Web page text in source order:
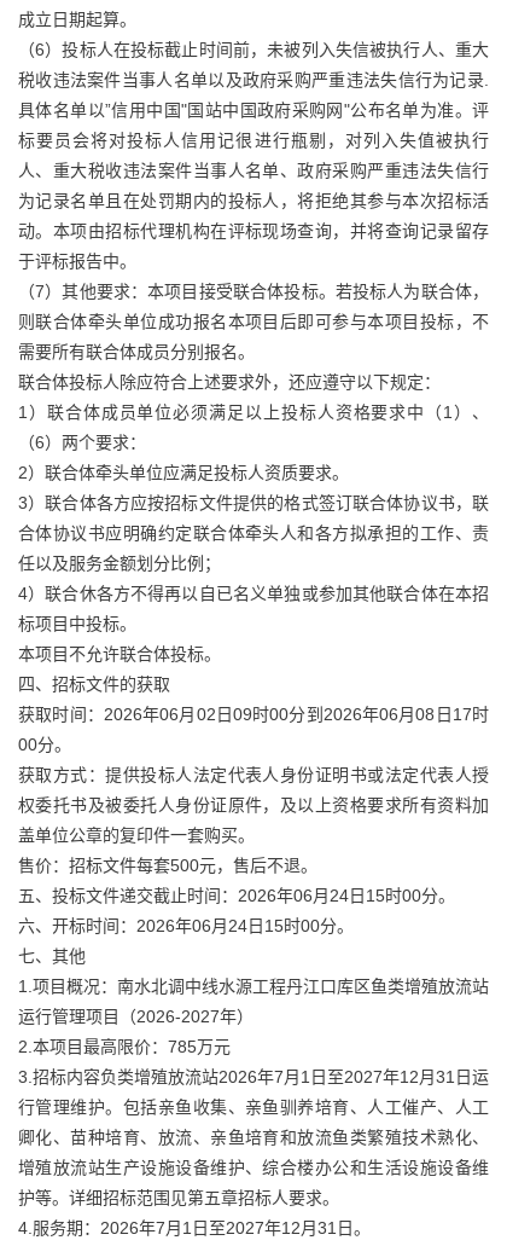
成立日期起算。
（6）投标人在投标截止时间前，未被列入失信被执行人、重大
税收违法案件当事人名单以及政府采购严重违法失信行为记录.
具体名单以”信用中国"国站中国政府采购网"公布名单为准。评
标要员会将对投标人信用记很进行瓶剔，对列入失值被执行
人、重大税收违法案件当事人名单、政府采购严重违法失信行
为记录名单且在处罚期内的投标人，将拒绝其参与本次招标活
动。本项由招标代理机构在评标现场查询，并将查询记录留存
于评标报告中。
（7）其他要求：本项目接受联合体投标。若投标人为联合体，
则联合体牵头单位成功报名本项目后即可参与本项目投标，不
需要所有联合体成员分别报名。
联合体投标人除应符合上述要求外，还应遵守以下规定：
1）联合体成员单位必须满足以上投标人资格要求中（1）、
（6）两个要求：
2）联合体牵头单位应满足投标人资质要求。
3）联合体各方应按招标文件提供的格式签订联合体协议书，联
合体协议书应明确约定联合体牵头人和各方拟承担的工作、责
任以及服务金额划分比例；
4）联合休各方不得再以自已名义单独或参加其他联合体在本招
标项目中投标。
本项目不允许联合体投标。
四、招标文件的获取
获取时间：2026年06月02日09时00分到2026年06月08日17时
00分。
获取方式：提供投标人法定代表人身份证明书或法定代表人授
权委托书及被委托人身份证原件，及以上资格要求所有资料加
盖单位公章的复印件一套购买。
售价：招标文件每套500元，售后不退。
五、投标文件递交截止时间：2026年06月24日15时00分。
六、开标时间：2026年06月24日15时00分。
七、其他
1.项目概况：南水北调中线水源工程丹江口库区鱼类增殖放流站
运行管理项目（2026-2027年）
2.本项目最高限价：785万元
3.招标内容负类增殖放流站2026年7月1日至2027年12月31日运
行管理维护。包括亲鱼收集、亲鱼驯养培育、人工催产、人工
卿化、苗种培育、放流、亲鱼培育和放流鱼类繁殖技术熟化、
增殖放流站生产设施设备维护、综合楼办公和生活设施设备维
护等。详细招标范围见第五章招标人要求。
4.服务期：2026年7月1日至2027年12月31日。